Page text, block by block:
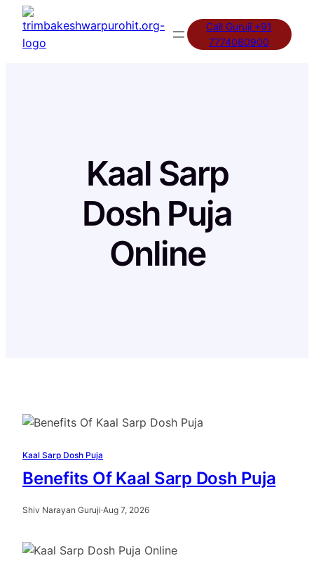
Skip
content
Call Guruji +91
7774080900
Kaal Sarp
Dosh Puja
Online
Kaal Sarp Dosh Puja
Benefits Of Kaal Sarp Dosh Puja
Shiv Narayan Guruji·Aug 7, 2026